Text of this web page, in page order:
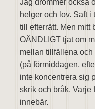
Jag drömmer också
helger och lov. Saft
till efterrätt. Men mitt
OÄNDLIGT tjat om
mellan tillfällena och
(på förmiddagen,
inte koncentrera sig
skrik och bråk. Varje
innebär.